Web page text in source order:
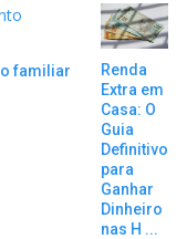
familiar
Renda
Extra em
Casa: O
Guia
Definitivo
para
Ganhar
Dinheiro
nas H ...